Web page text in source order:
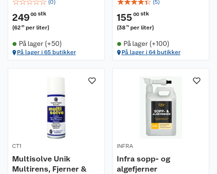
(0)
24900 stk
(6225 per liter)
På lager (+50)
På lager i 65 butikker
(5)
155 00 stk
(3875 per liter)
På lager (+100)
På lager i 64 butikker
CT1
Multisolve Unik
Multirens, Fjerner &
INFRA
Infra sopp- og
algefjerner